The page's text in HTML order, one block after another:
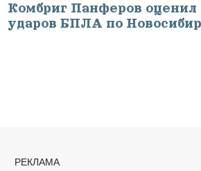
Комбриг Панферов оценил
ударов БПЛА по
РЕКЛАМА